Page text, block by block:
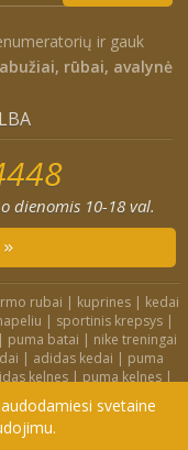
ir gauk
rūbai, avalynė
dienomis 10-18 val.
rubai | kuprines| kedai
| sportinis krepsys |
| puma batai | nike treningai
| adidas kedai | puma
kelnes| puma kelnes|
nike tampres svetaine